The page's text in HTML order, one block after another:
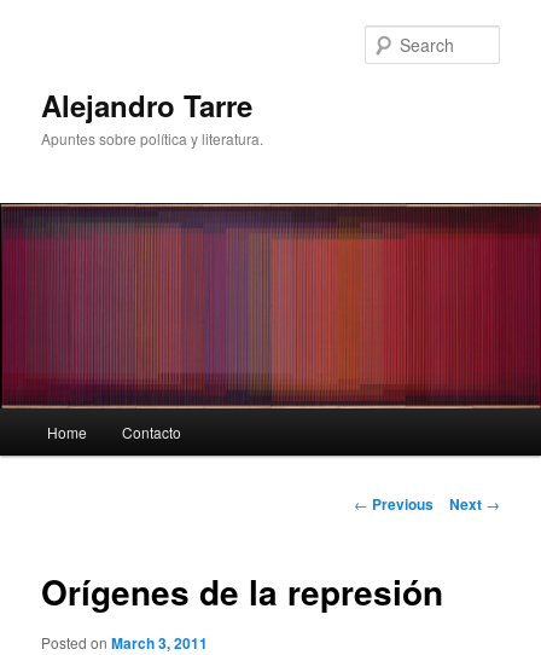
Alejandro Tarre
Apuntes sobre política y literatura.
Home Contacto
Post
← Previous Next →
Orígenes de la represión
Posted onMarch 3, 2011